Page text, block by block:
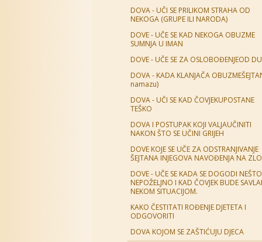
DOVA - UČI SE PRILIKOM STRAHA OD
NEKOGA (GRUPE ILI NARODA)
DOVE - UČE SE KAD NEKOGA OBUZME
SUMNJA U IMAN
DOVE - UČE SE ZA OSLOBOĐENJEOD
DOVA - KADA KLANJAČA
namazu)
DOVA - UČI SE KAD ČOVJEKUPOSTANE
TEŠKO
DOVA I POSTUPAK KOJI VALJAUČINITI
NAKON ŠTO SE UČINI GRIJEH
DOVE KOJE SE UČE ZA ODSTRANJIVANJE
ŠEJTANA INJEGOVA NAVOĐENJA NA ZLO
DOVE - UČE SE KADA SE DOGODI NEŠTO
NEPOŽELJNO I KAD ČOVJEK BUDE
NEKOM SITUACIJOM.
KAKO ČESTITATI ROĐENJE DJETETA I
ODGOVORITI
DOVA KOJOM SE ZAŠTIĆUJU DJECA